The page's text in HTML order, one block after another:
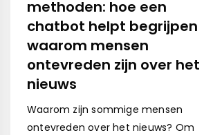
methoden: hoe een
chatbot helpt begrijpen
waarom mensen
ontevreden zijn over het
nieuws
Waarom zijn sommige mensen
ontevreden over het nieuws? Om